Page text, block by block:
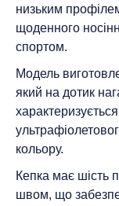
низьким
щоденного
спортом.
Модель
який на дотик
кольору.
Кепка має шість
швом, що